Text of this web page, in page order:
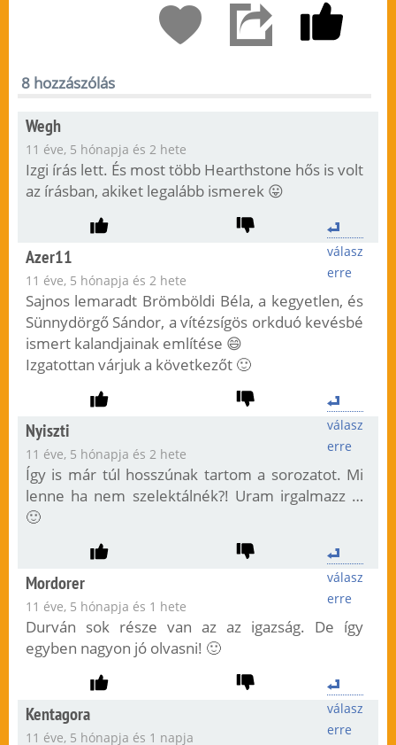
8 hozzászólás
Wegh
11 éve, 5 hónapja és 2 hete
Izgi írás lett. És most több Hearthstone hős is volt
az írásban, akiket legalább ismerek 😛
válasz
erre
Azer11
11 éve, 5 hónapja és 2 hete
Sajnos lemaradt Brömböldi Béla, a kegyetlen, és
Sünnydörgő Sándor, a vítézsígös orkduó kevésbé
ismert kalandjainak említése 😄
Izgatottan várjuk a következőt 🙂
válasz
erre
Nyiszti
11 éve, 5 hónapja és 2 hete
Így is már túl hosszúnak tartom a sorozatot. Mi
lenne ha nem szelektálnék?! Uram irgalmazz …
🙂
válasz
erre
Mordorer
11 éve, 5 hónapja és 1 hete
Durván sok része van az az igazság. De így
egyben nagyon jó olvasni! 🙂
válasz
erre
Kentagora
11 éve, 5 hónapja és 1 napja